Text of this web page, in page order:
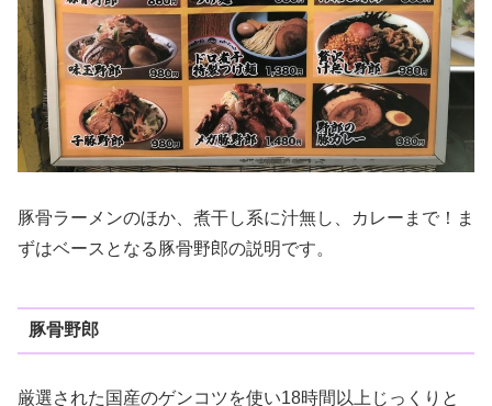
豚骨ラーメンのほか、煮干し系に汁無し、カレーまで！ま
ずはベースとなる豚骨野郎の説明です。
豚骨野郎
厳選された国産のゲンコツを使い18時間以上じっくりと